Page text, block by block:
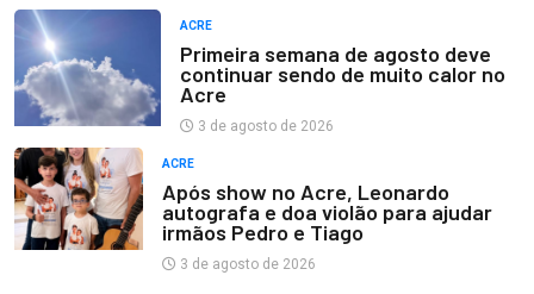
ACRE
Primeira semana de agosto deve
continuar sendo de muito calor no
Acre
3 de agosto de 2026
ACRE
Após show no Acre, Leonardo
autografa e doa violão para ajudar
irmãos Pedro e Tiago
3 de agosto de 2026